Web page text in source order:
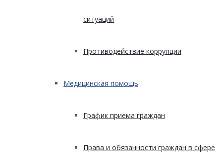
ситуаций
Противодействие коррупции
Медицинская помощь
График приема граждан
Права и обязанности граждан в сфере